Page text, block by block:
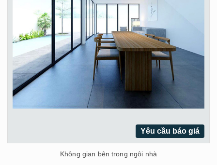
Yêu cầu báo giá
Không gian bên trong ngôi nhà